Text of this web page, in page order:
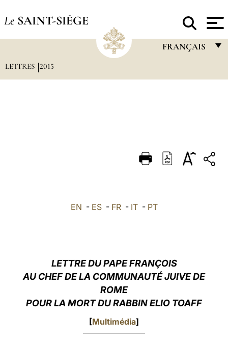
Le SAINT-SIÈGE
FRANÇAIS
DEUTSCH
LETTRES 2015
EN - ES- FR- IT- PT
LETTRE DU PAPE FRANÇOIS
AU CHEF DE LA COMMUNAUTÉ JUIVE DE
ROME
POUR LA MORT DU RABBIN ELIO TOAFF
[Multimédia]